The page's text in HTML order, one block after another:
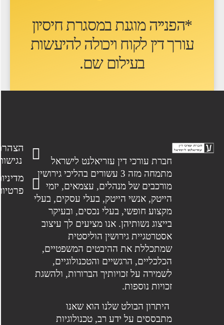
*הפנייה מוגנת במסגרת חיסיון
עורך דין לקוח ו יכולה להיעשות
בעילום שם.
חברת עורכי דין עזריאלנט לישראל
מתמחה מזה 3 עשורים בהליכי גירושין
מורכבים של מנהלים, עצמאים, יזמי
הייטק, אנשי הייטק, בעלי עסקים, בעלי
מקצוע חופשי, בעלי נכסים, ובעיקר
בייצוג נשותיהן. אנו מציעים לך עיצוב
אסטרטגיית גירושין הוליסטית
שמתכללת את ההיבטים המשפטיים,
הכלכליים, הרגשיים והטכנולוגיים,
לשמירה על זכויותיך הברורות, ולהשגת
זכויות נוספות.
היתרון הבולט שלנו הוא שאנו
מתבססים על ידע רב, טכנולוגיות
הצהרת
נגישות
מדיניות
פרטיות